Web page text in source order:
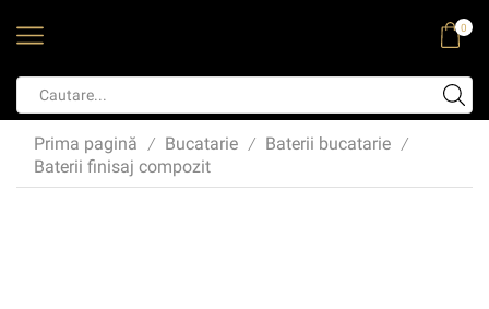
0
Prima pagină / Bucatarie / Baterii bucatarie /
Baterii finisaj compozit